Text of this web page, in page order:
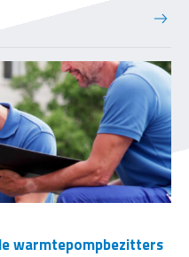
warmtepompbezitters